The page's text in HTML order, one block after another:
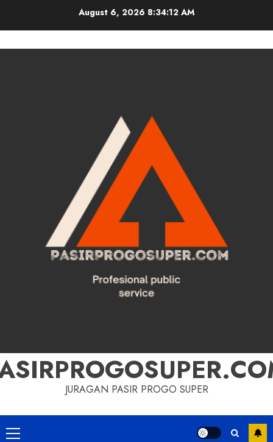
August 6, 2026 8:34:13 AM
JURAGAN PASIR PROGO SUPER
Primary